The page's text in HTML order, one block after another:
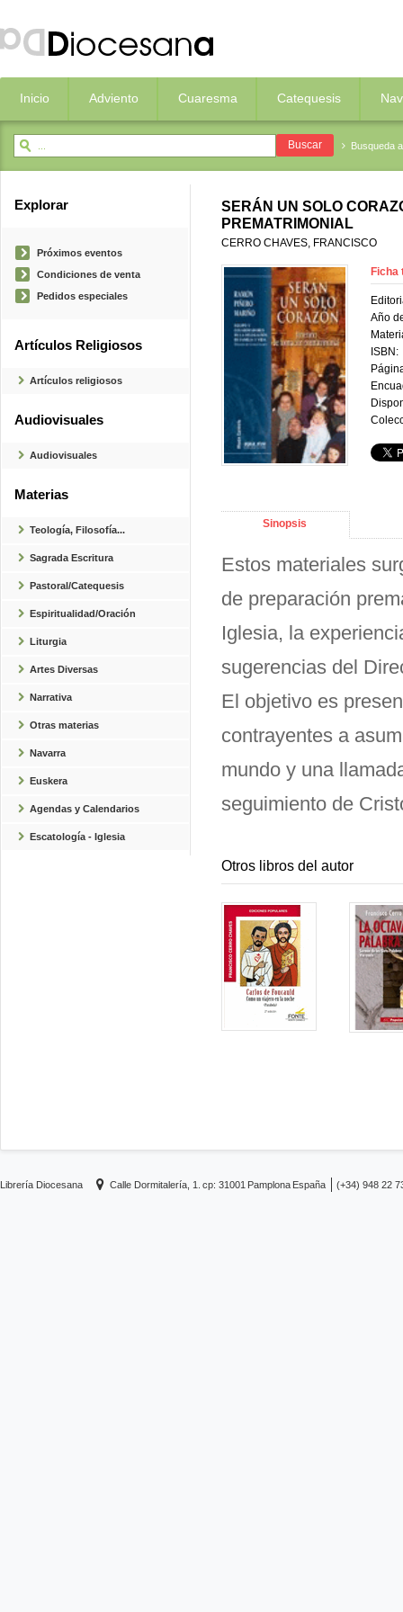
Inicio Adviento Cuaresma Catequesis
Busqueda
Explorar
Próximos eventos
Condiciones de venta
Pedidos especiales
Artículos Religiosos
Artículos religiosos
Audiovisuales
Audiovisuales
Materias
Teología, Filosofía...
Sagrada Escritura
Pastoral/Catequesis
Espiritualidad/Oración
Liturgia
Artes Diversas
Narrativa
Otras materias
Navarra
Euskera
Agendas y Calendarios
Escatología - Iglesia
SERÁN UN SOLO
PREMATRIMONIAL
CERRO CHAVES, FRANCISCO
Ficha
Año
ISBN:
Sinopsis
Estos materiales
de preparación
Iglesia, la
sugerencias del
El objetivo es
contrayentes a
mundo y una
seguimiento de
Otros libros del autor
Librería Diocesana Calle Dormitalería, 1. cp: 31001 Pamplona España (+34) 948 22